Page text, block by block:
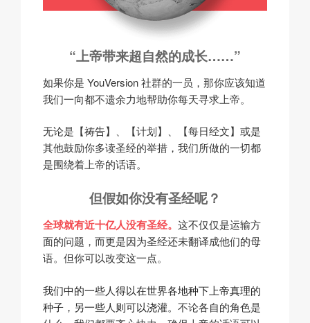
“上帝带来超自然的成长……”
如果你是 YouVersion 社群的一员，那你应该知道
我们一向都不遗余力地帮助你每天寻求上帝。
无论是【祷告】、【计划】、【每日经文】或是
其他鼓励你多读圣经的举措，我们所做的一切都
是围绕着上帝的话语。
但假如你没有圣经呢？
全球就有近十亿人没有圣经。 这不仅仅是运输方
面的问题，而更是因为圣经还未翻译成他们的母
语。 但你可以改变这一点。
我们中的一些人得以在世界各地种下上帝真理的
种子，另一些人则可以浇灌。 不论各自的角色是